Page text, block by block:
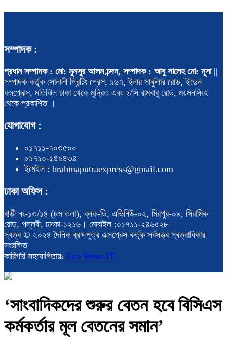
সম্পাদক :
প্রধান সম্পাদক : মো: মুনসুর আলম চন্দন, সম্পাদক : আবু সালেহ মো: মূসা||
সম্পাদক কর্তৃক সোনালী প্রিন্টিং প্রেস, ১৬৭, ইনার সার্কুলার রোড, ইডেন
কমপ্লেক্স, মতিঝিল ঢাকা থেকে মুদ্রিত এবং ২/সি রামবাবু রোড, ময়মনসিংহ
থেকে প্রকাশিত ।
যোগাযোগ :
০১৭১১-৭০৩৫০০
০১৭১০-৫৪৯৪৩৪
ইমেইল : brahmaputraexpress@gmail.com
ঢাকা অফিস :
বাড়ী নং-১৩/১৪ (৮ম তলা), ব্লক-ডি, এভিনিউ-০২, মিরপুর-০৯, সিরামিক
রোড, পল্লবী, ঢাৎকা-১২১৬। মোবাইল :০১৭১১-২৪৬৫২৮
স্বত্ব © ২০২৪ দৈনিক ব্রহ্মপুত্র এক্সপ্রেস কর্তৃক সর্বসত্ত্ব স্বত্বাধিকার
সংরক্ষিত
কারিগরি সহযোগিতায়ঃ Eco Verse IT
‘সাংবাদিকদের শুরুর বেতন হবে বিসিএস
কর্মকর্তার মূল বেতনের সমান’